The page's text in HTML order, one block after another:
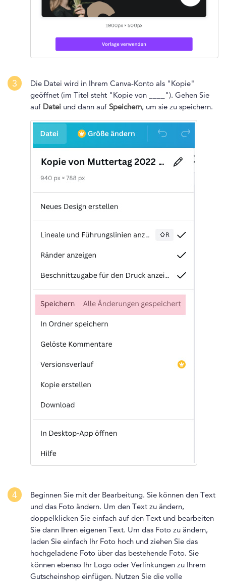
3
Die Datei wird in Ihrem Canva-Konto als "Kopie"
geöffnet (im Titel steht "Kopie von ____"). Gehen Sie
auf Datei und dann auf Speichern, um sie zu speichern.
4
Beginnen Sie mit der Bearbeitung. Sie können den Text
und das Foto ändern. Um den Text zu ändern,
doppelklicken Sie einfach auf den Text und bearbeiten
Sie dann Ihren eigenen Text. Um das Foto zu ändern,
laden Sie einfach Ihr Foto hoch und ziehen Sie das
hochgeladene Foto über das bestehende Foto. Sie
können ebenso Ihr Logo oder Verlinkungen zu Ihrem
Gutscheinshop einfügen. Nutzen Sie die volle